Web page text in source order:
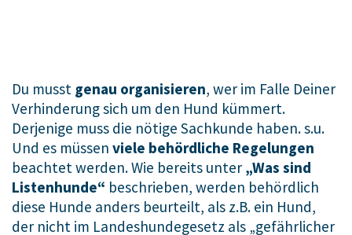
Du musst genau organisieren, wer im Falle Deiner
Verhinderung sich um den Hund kümmert.
Derjenige muss die nötige Sachkunde haben. s.u.
Und es müssen viele behördliche Regelungen
beachtet werden. Wie bereits unter„Was sind
Listenhunde“ beschrieben, werden behördlich
diese Hunde anders beurteilt, als z.B. ein Hund,
der nicht im Landeshundegesetz als „gefährlicher